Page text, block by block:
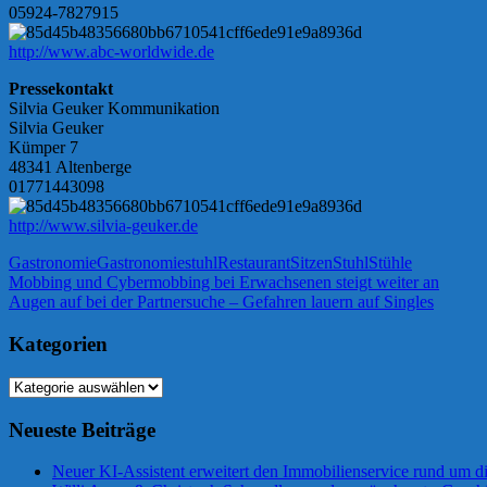
05924-7827915
http://www.abc-worldwide.de
Pressekontakt
Silvia Geuker Kommunikation
Silvia Geuker
Kümper 7
48341 Altenberge
01771443098
http://www.silvia-geuker.de
GastronomieGastronomiestuhlRestaurantSitzenStuhlStühle
Beitragsnavigation
Vorheriger
Beitrag:
Mobbing und Cybermobbing bei Erwachsenen steigt weiter an
Nächster
Augen auf bei der Partnersuche – Gefahren lauern auf Singles
Kategorien
Kategorien
Neueste Beiträge
Neuer KI-Assistent erweitert den Immobilienservice rund um